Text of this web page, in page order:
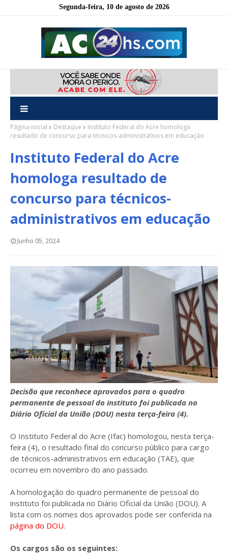
Segunda-feira, 10 de agosto de 2026
Página inicial Destaque
Instituto Federal do Acre homologa
resultado de concurso para técnicos-administrativos em educação
Instituto Federal do Acre
homologa resultado de
concurso para técnicos-
administrativos em educação
Junho 05, 2024
Decisão que reconhece aprovados para o quadro
permanente de pessoal do instituto foi publicada no
Diário Oficial da União (DOU) nesta terça-feira (4).
O Instituto Federal do Acre (Ifac) homologou, nesta terça-
feira (4), o resultado final do concurso público para cargo
de técnicos-administrativos em educação (TAE), que
ocorreu em novembro do ano passado.
A homologação do quadro permanente de pessoal do
instituto foi publicada no Diário Oficial da União (DOU). A
lista com os nomes dos aprovados pode ser conferida na
página do DOU.
Os cargos são os seguintes: